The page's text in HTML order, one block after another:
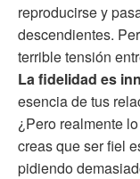
reproducirse y
descendientes.
terrible tensión
La fidelidad es
esencia de tus
¿Pero realmente
creas que ser fiel
pidiendo